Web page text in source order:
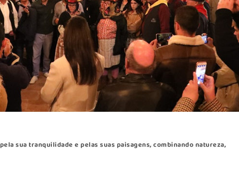
sua tranquilidade e pelas suas paisagens, combinando natureza,